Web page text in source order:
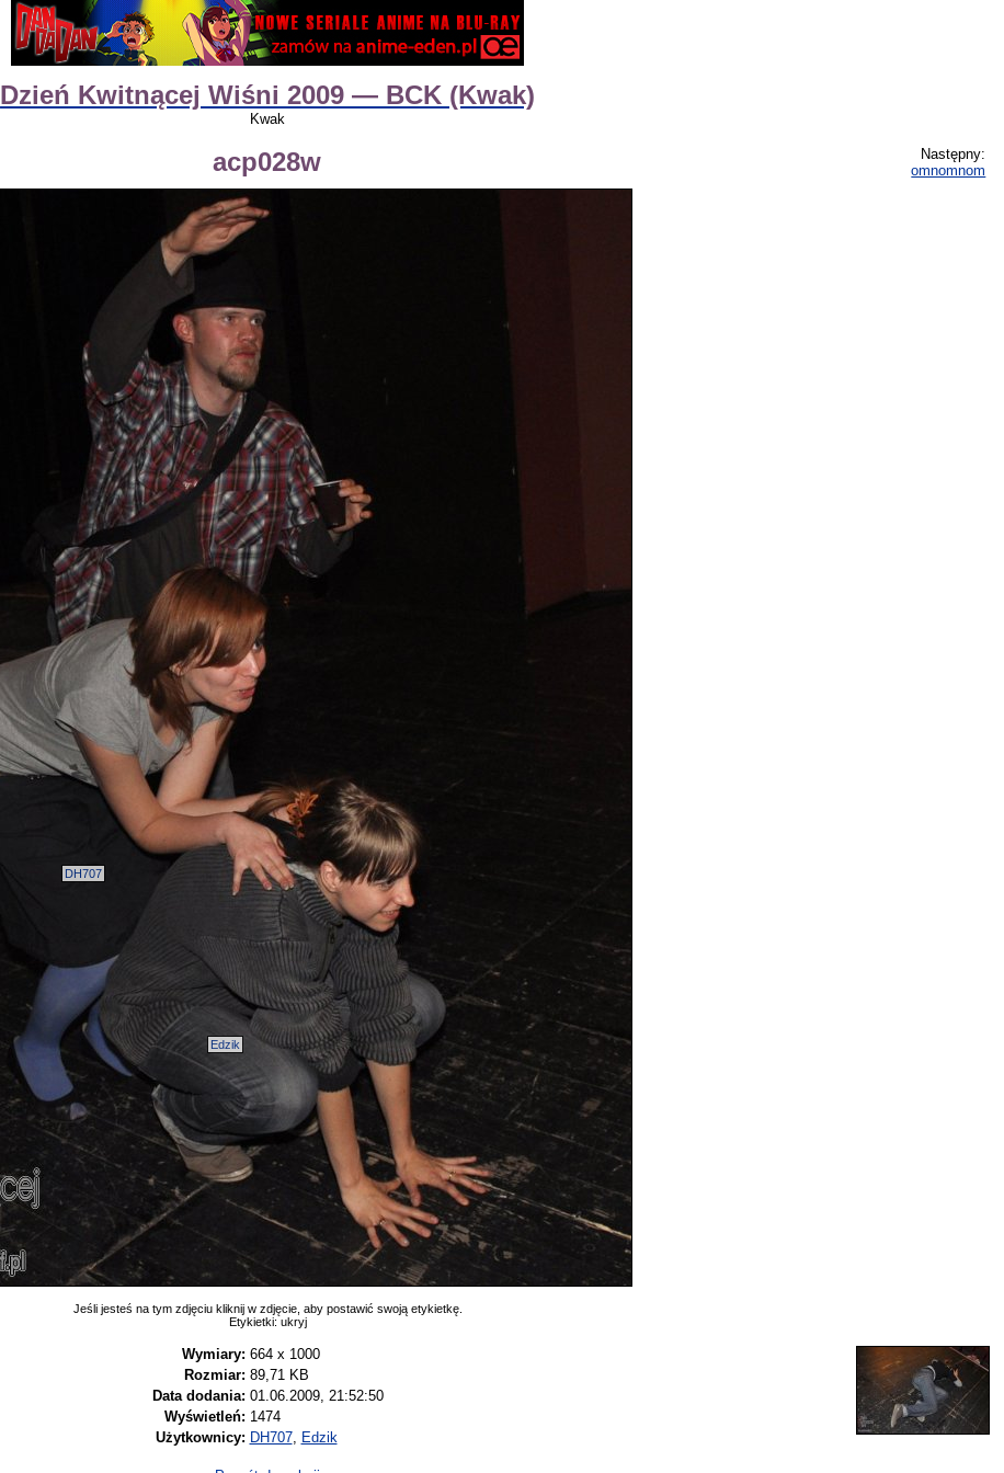
Dzień Kwitnącej Wiśni 2009 — BCK (Kwak)
Kwak
acp028w
Następny:
omnomnom
DH707
Edzik
Jeśli jesteś na tym zdjęciu kliknij w zdjęcie, aby postawić swoją etykietkę.
Etykietki: ukryj
Wymiary: 664 x 1000
Rozmiar: 89,71 KB
Data dodania: 01.06.2009, 21:52:50
Wyświetleń: 1474
Użytkownicy: DH707, Edzik